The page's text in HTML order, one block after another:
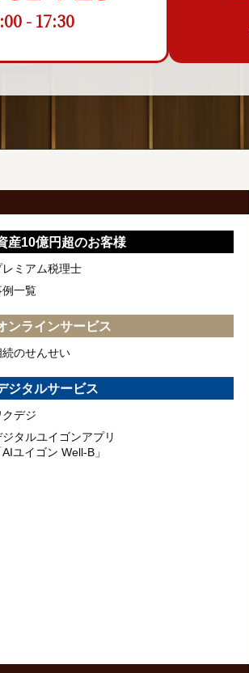
- 17:30
産10億円超のお客様
レミアム税理士
例一覧
ンラインサービス
続のせんせい
ジタルサービス
クデジ
ジタルユイゴンアプリ
AIユイゴン Well-B」